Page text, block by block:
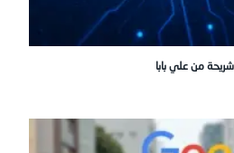
شريحة من علي بابا